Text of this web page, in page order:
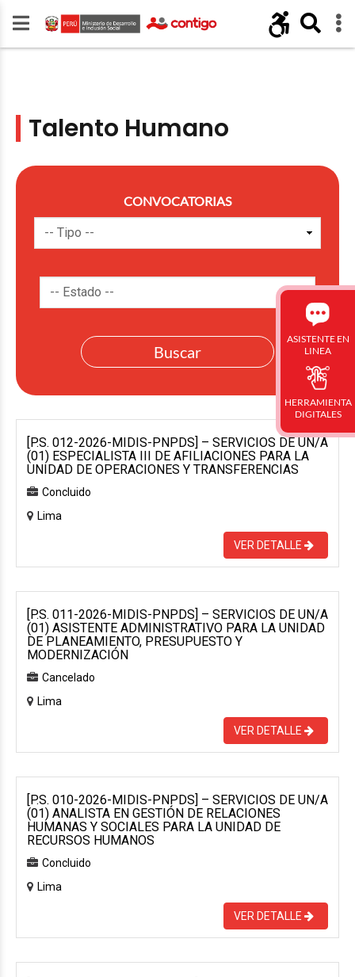
Talento Humano
CONVOCATORIAS
[P.S. 012-2026-MIDIS-PNPDS] – SERVICIOS DE UN/A
(01) ESPECIALISTA III DE AFILIACIONES PARA LA
UNIDAD DE OPERACIONES Y TRANSFERENCIAS
Concluido
Lima
VER DETALLE
[P.S. 011-2026-MIDIS-PNPDS] – SERVICIOS DE UN/A
(01) ASISTENTE ADMINISTRATIVO PARA LA UNIDAD
DE PLANEAMIENTO, PRESUPUESTO Y
MODERNIZACIÓN
Cancelado
Lima
VER DETALLE
[P.S. 010-2026-MIDIS-PNPDS] – SERVICIOS DE UN/A
(01) ANALISTA EN GESTIÓN DE RELACIONES
HUMANAS Y SOCIALES PARA LA UNIDAD DE
RECURSOS HUMANOS
Concluido
Lima
VER DETALLE
ASISTENTE EN
LINEA
HERRAMIENTA
DIGITALES